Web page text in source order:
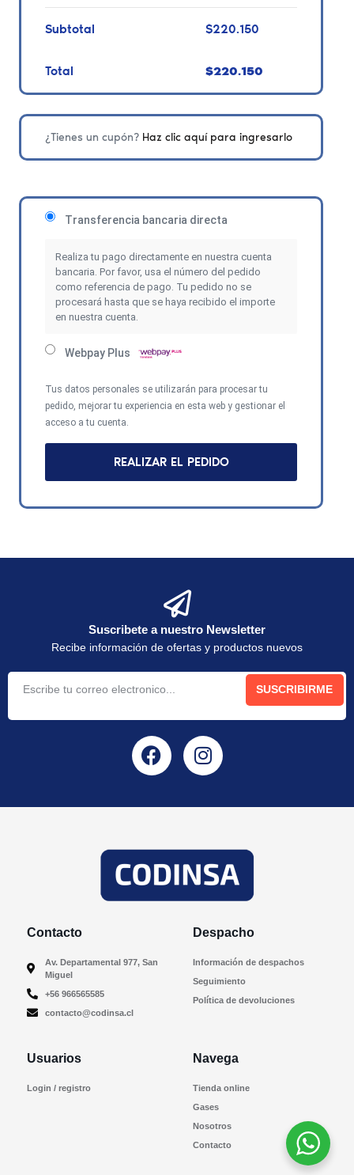
Subtotal $220.150
Total $220.150
¿Tienes un cupón? Haz clic aquí para ingresarlo
Transferencia bancaria directa
Realiza tu pago directamente en nuestra cuenta
bancaria. Por favor, usa el número del pedido
como referencia de pago. Tu pedido no se
procesará hasta que se haya recibido el importe
en nuestra cuenta.
Webpay Plus
Tus datos personales se utilizarán para procesar tu
pedido, mejorar tu experiencia en esta web y gestionar el
acceso a tu cuenta.
REALIZAR EL PEDIDO
Suscribete a nuestro Newsletter
Recibe información de ofertas y productos nuevos
SUSCRIBIRME
Contacto
Av. Departamental 977, San
Miguel
+56 966565585
contacto@codinsa.cl
Despacho
Información de despachos
Seguimiento
Política de devoluciones
Usuarios
Login / registro
Navega
Tienda online
Gases
Nosotros
Contacto